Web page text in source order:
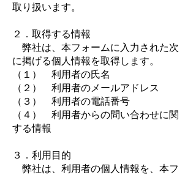
取り扱います。
２．取得する情報
弊社は、本フォームに入力された次
に掲げる個人情報を取得します。
（１） 利用者の氏名
（２） 利用者のメールアドレス
（３） 利用者の電話番号
（４） 利用者からの問い合わせに関
する情報
３．利用目的
弊社は、利用者の個人情報を、本フ